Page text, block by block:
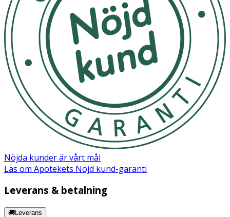
ETHYLENEDIAMINE DISUCCINATE, VITREOSCILLA
FERMENT, TOCOPHEROL, ACACIA DECURRENS FLOWER
CERA / ACACIA DECURRENS FLOWER WAX,
ACRYLAMIDE/SODIUM ACRYLOYLDIMETHYLTAURATE
COPOLYMER, BUTYLENE GLYCOL, CAPRYLYL GLYCOL,
CETYL ALCOHOL, HELIANTHUS ANNUUS SEED CERA /
SUNFLOWER SEED WAX, HYDROXYPROPYL STARCH
PHOSPHATE, ISOHEXADECANE, POLYGLYCERIN-3,
POLYGLYCERYL-3 BEESWAX, POLYSORBATE 80, SODIUM
STEAROYL GLUTAMATE, SORBITAN OLEATE.
Nöjda kunder är vårt mål
Läs om Apotekets Nöjd kund-garanti
Leverans & betalning
🚚Leverans